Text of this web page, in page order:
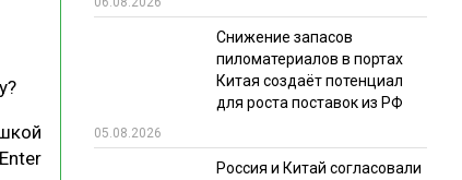
Снижение запасов
пиломатериалов в портах
Китая создаёт потенциал
для роста поставок из РФ
05.08.2026
Россия и Китай согласовали